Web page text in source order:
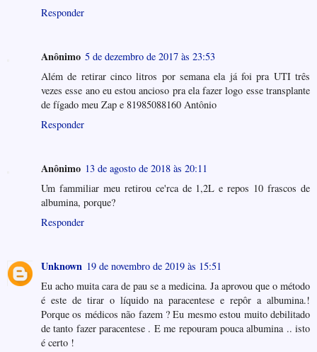
Responder
Anônimo 5 de dezembro de 2017 às 23:53
Além de retirar cinco litros por semana ela já foi pra UTI três
vezes esse ano eu estou ancioso pra ela fazer logo esse transplante
de fígado meu Zap e 81985088160 Antônio
Responder
Anônimo 13 de agosto de 2018 às 20:11
Um fammiliar meu retirou ce'rca de 1,2L e repos 10 frascos de
albumina, porque?
Responder
Unknown 19 de novembro de 2019 às 15:51
Eu acho muita cara de pau se a medicina. Ja aprovou que o método
é este de tirar o líquido na paracentese e repôr a albumina.!
Porque os médicos não fazem ? Eu mesmo estou muito debilitado
de tanto fazer paracentese . E me repouram pouca albumina .. isto
é certo !